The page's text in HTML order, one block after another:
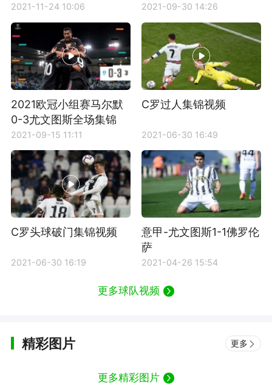
斯全场集锦
2021-11-24 10:06
场比赛集锦
2021-09-30 14:26
2021欧冠小组赛马尔默
0-3尤文图斯全场集锦
2021-09-15 11:11
C罗过人集锦视频
2021-06-30 16:49
C罗头球破门集锦视频
2021-06-30 16:19
意甲-尤文图斯1-1佛罗伦
萨
2021-04-26 15:54
更多球队视频
精彩图片 更多
更多精彩图片